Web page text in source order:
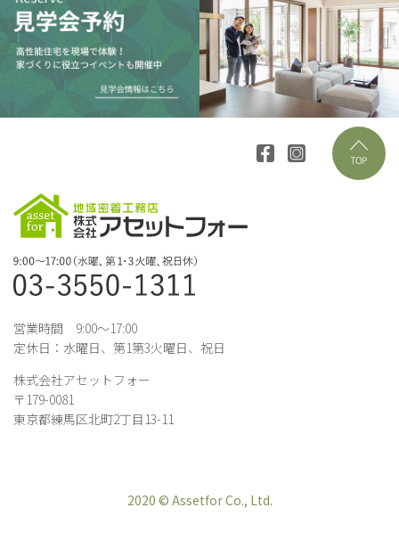
営業時間 9:00～17:00
定休日：水曜日、第1第3火曜日、祝日
株式会社アセットフォー
〒179-0081
東京都練馬区北町2丁目13-11
2020 © Assetfor Co., Ltd.